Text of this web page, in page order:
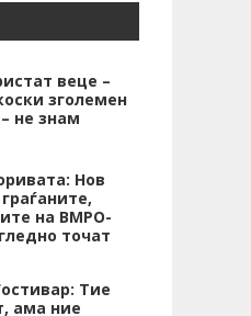
веце –
зголемен
не знам
Нов
на ВМРО-
точат
Тие
ама ние